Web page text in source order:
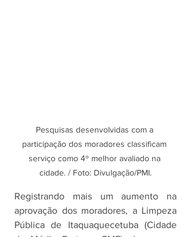
Pesquisas desenvolvidas com a
participação dos moradores classificam
serviço como 4º melhor avaliado na
cidade. / Foto: Divulgação/PMI.
Registrando mais um aumento na
aprovação dos moradores, a Limpeza
Pública de Itaquaquecetuba (Cidade